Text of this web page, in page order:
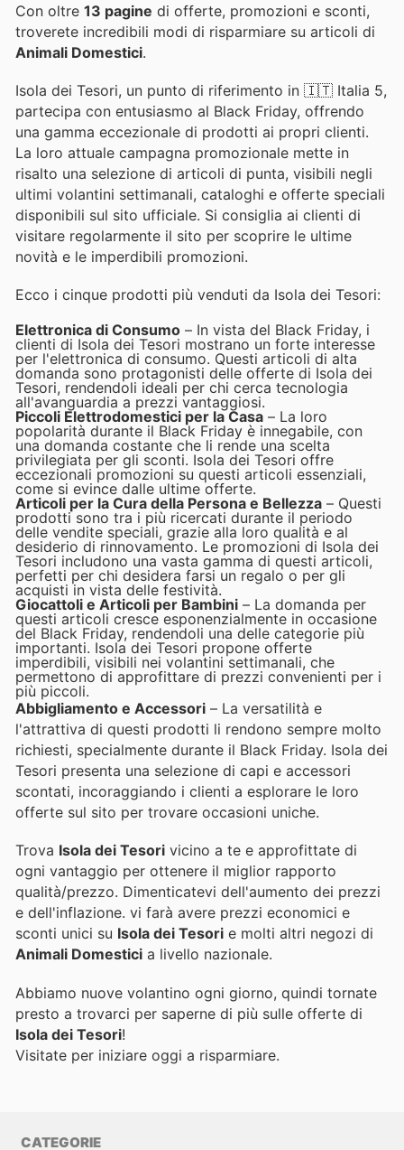
Con oltre 13 pagine di offerte, promozioni e sconti,
troverete incredibili modi di risparmiare su articoli di
Animali Domestici.
Isola dei Tesori, un punto di riferimento in 🇮🇹 Italia 5,
partecipa con entusiasmo al Black Friday, offrendo
una gamma eccezionale di prodotti ai propri clienti.
La loro attuale campagna promozionale mette in
risalto una selezione di articoli di punta, visibili negli
ultimi volantini settimanali, cataloghi e offerte speciali
disponibili sul sito ufficiale. Si consiglia ai clienti di
visitare regolarmente il sito per scoprire le ultime
novità e le imperdibili promozioni.
Ecco i cinque prodotti più venduti da Isola dei Tesori:
Elettronica di Consumo – In vista del Black Friday, i
clienti di Isola dei Tesori mostrano un forte interesse
per l'elettronica di consumo. Questi articoli di alta
domanda sono protagonisti delle offerte di Isola dei
Tesori, rendendoli ideali per chi cerca tecnologia
all'avanguardia a prezzi vantaggiosi.
Piccoli Elettrodomestici per la Casa – La loro
popolarità durante il Black Friday è innegabile, con
una domanda costante che li rende una scelta
privilegiata per gli sconti. Isola dei Tesori offre
eccezionali promozioni su questi articoli essenziali,
come si evince dalle ultime offerte.
Articoli per la Cura della Persona e Bellezza – Questi
prodotti sono tra i più ricercati durante il periodo
delle vendite speciali, grazie alla loro qualità e al
desiderio di rinnovamento. Le promozioni di Isola dei
Tesori includono una vasta gamma di questi articoli,
perfetti per chi desidera farsi un regalo o per gli
acquisti in vista delle festività.
Giocattoli e Articoli per Bambini – La domanda per
questi articoli cresce esponenzialmente in occasione
del Black Friday, rendendoli una delle categorie più
importanti. Isola dei Tesori propone offerte
imperdibili, visibili nei volantini settimanali, che
permettono di approfittare di prezzi convenienti per i
più piccoli.
Abbigliamento e Accessori – La versatilità e
l'attrattiva di questi prodotti li rendono sempre molto
richiesti, specialmente durante il Black Friday. Isola dei
Tesori presenta una selezione di capi e accessori
scontati, incoraggiando i clienti a esplorare le loro
offerte sul sito per trovare occasioni uniche.
Trova Isola dei Tesori vicino a te e approfittate di
ogni vantaggio per ottenere il miglior rapporto
qualità/prezzo. Dimenticatevi dell'aumento dei prezzi
e dell'inflazione. vi farà avere prezzi economici e
sconti unici su Isola dei Tesori e molti altri negozi di
Animali Domestici a livello nazionale.
Abbiamo nuove volantino ogni giorno, quindi tornate
presto a trovarci per saperne di più sulle offerte di
Isola dei Tesori!
Visitate per iniziare oggi a risparmiare.
CATEGORIE